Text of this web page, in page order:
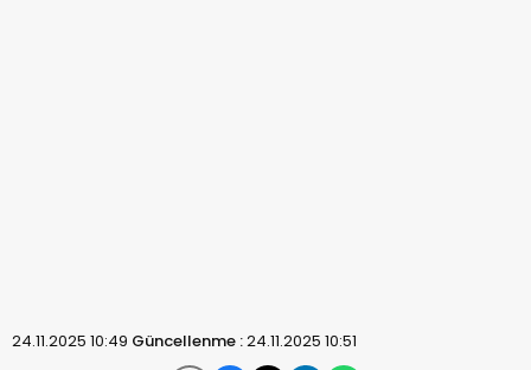
24.11.2025 10:49 Güncellenme :24.11.2025 10:51